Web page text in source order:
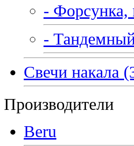
- Форсунка,
-
Свечи накала
Производители
Beru